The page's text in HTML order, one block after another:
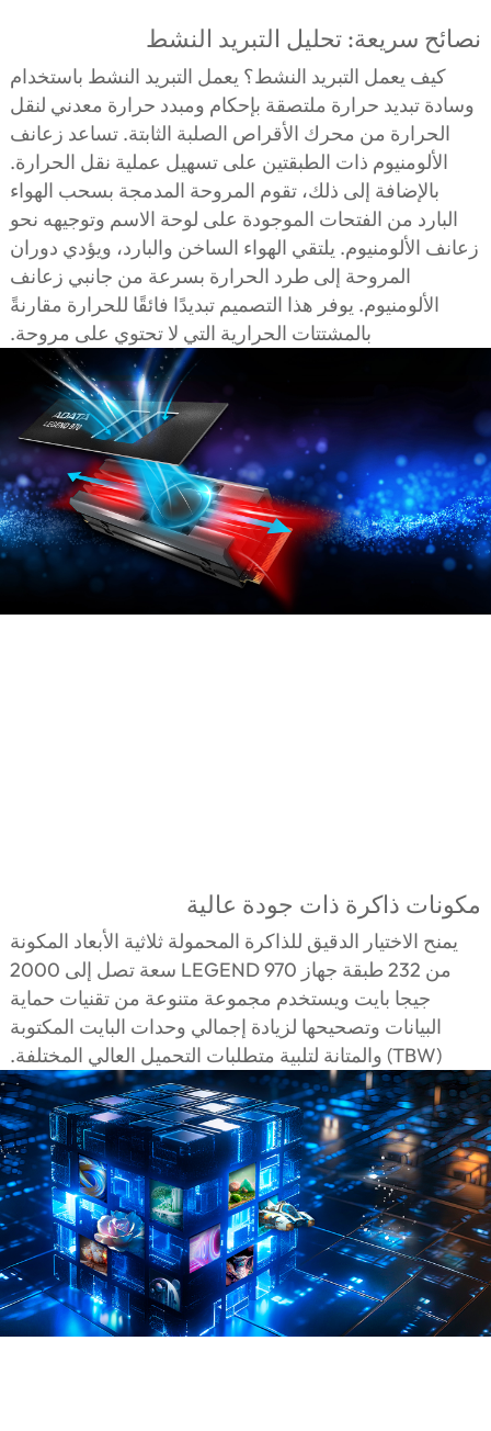
نصائح سريعة: تحليل التبريد النشط
كيف يعمل التبريد النشط؟ يعمل التبريد النشط باستخدام
وسادة تبديد حرارة ملتصقة بإحكام ومبدد حرارة معدني لنقل
الحرارة من محرك الأقراص الصلبة الثابتة. تساعد زعانف
الألومنيوم ذات الطبقتين على تسهيل عملية نقل الحرارة.
بالإضافة إلى ذلك، تقوم المروحة المدمجة بسحب الهواء
البارد من الفتحات الموجودة على لوحة الاسم وتوجيهه نحو
زعانف الألومنيوم. يلتقي الهواء الساخن والبارد، ويؤدي دوران
المروحة إلى طرد الحرارة بسرعة من جانبي زعانف
الألومنيوم. يوفر هذا التصميم تبديدًا فائقًا للحرارة مقارنةً
بالمشتتات الحرارية التي لا تحتوي على مروحة.
مكونات ذاكرة ذات جودة عالية
يمنح الاختيار الدقيق للذاكرة المحمولة ثلاثية الأبعاد المكونة
من 232 طبقة جهاز LEGEND 970 سعة تصل إلى 2000
جيجا بايت ويستخدم مجموعة متنوعة من تقنيات حماية
البيانات وتصحيحها لزيادة إجمالي وحدات البايت المكتوبة
(TBW) والمتانة لتلبية متطلبات التحميل العالي المختلفة.